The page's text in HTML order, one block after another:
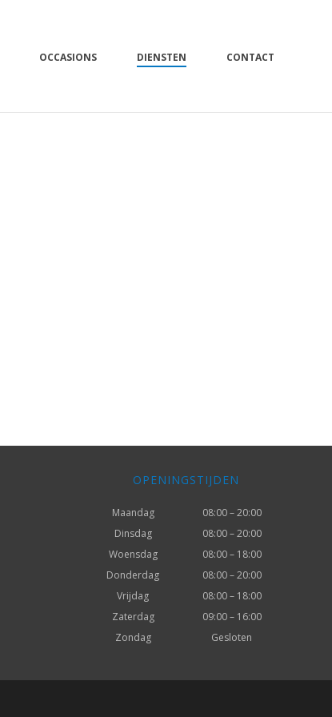
OCCASIONS DIENSTEN CONTACT
OPENINGSTIJDEN
Maandag
08:00 – 20:00
Dinsdag
08:00 – 20:00
Woensdag
08:00 – 18:00
Donderdag
08:00 – 20:00
Vrijdag
08:00 – 18:00
Zaterdag
09:00 – 16:00
Zondag
Gesloten